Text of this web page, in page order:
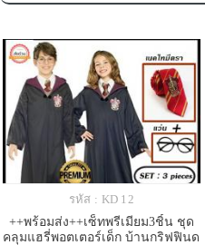
รหัส : KD 12
++พร้อมส่ง++เซ็ทพรีเมียม3ชิ้น ชุด
คลุมแฮรี่พอตเตอร์เด็ก บ้านกริฟฟินด